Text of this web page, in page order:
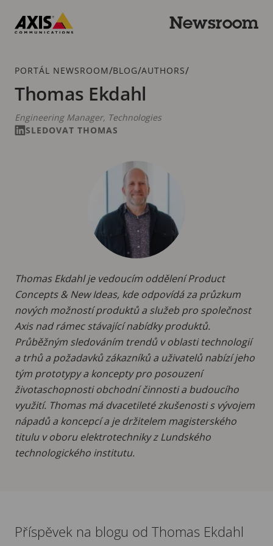
k hlavnímu
obsahu
Newsroom
Drobečková
navigace
PORTÁL NEWSROOM/BLOG/AUTHORS/
Thomas Ekdahl
Thomas Ekdahl je vedoucím oddělení Product
Concepts & New Ideas, kde odpovídá za průzkum
nových možností produktů a služeb pro společnost
Axis nad rámec stávající nabídky produktů.
Průběžným sledováním trendů v oblasti technologií
a trhů a požadavků zákazníků a uživatelů nabízí jeho
tým prototypy a koncepty pro posouzení
životaschopnosti obchodní činnosti a budoucího
využití. Thomas má dvacetileté zkušenosti s vývojem
nápadů a koncepcí a je držitelem magisterského
titulu v oboru elektrotechniky z Lundského
technologického institutu.
Engineering Manager, Technologies
SLEDOVAT THOMAS
Příspěvek na blogu od Thomas Ekdahl